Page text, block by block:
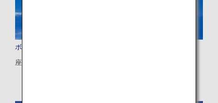
ボーイング767-300ER (763)
座数：202席